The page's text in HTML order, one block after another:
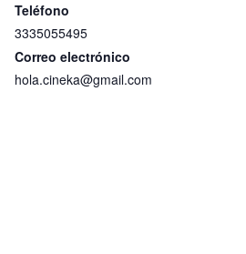
Teléfono
3335055495
Correo electrónico
hola.cineka@gmail.com